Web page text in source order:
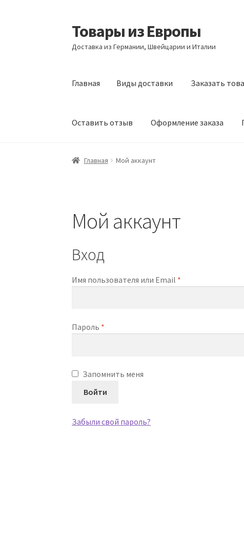
Перейти
к
навигации
Перейти
к
содержимому
Товары из Европы
Доставка из Германии, Швейцарии и Италии
Главная Виды доставки Заказать
Оставить отзыв Оформление заказа
Главная Виды доставки
Главная Мой аккаунт
Мой аккаунт
Вход
Имя пользователя или Email *
Пароль *
Запомнить меня
Войти
Забыли свой пароль?